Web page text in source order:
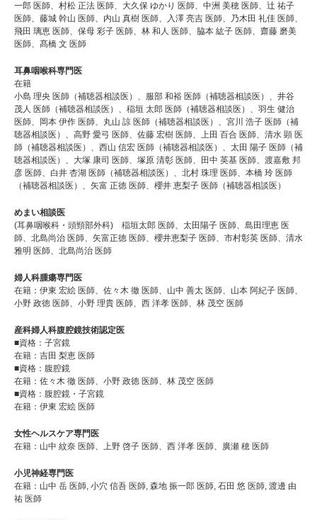
一郎 医師、村松 正法 医師、大久保 ゆかり 医師、中洲 美穂 医師、辻 祐子
医師、藤城 幹山 医師、内山 真樹 医師、入澤 亮吉 医師、乃木田 礼佳 医師、
飛田 璃恵 医師、保母 彩子 医師、林 和人 医師、脇本 紘子 医師、齋藤 磨美
医師、髙橋 文 医師
耳鼻咽喉科専門医
在籍
小島 理央 医師（補聴器相談医）、服部 和裕 医師（補聴器相談医）、井谷
茂人 医師（補聴器相談医）、稲垣 太郎 医師（補聴器相談医）、羽生 健治
医師、岡本 伊作 医師、丸山 諒 医師（補聴器相談医）、宮川 浩子 医師（補
聴器相談医）、高野 愛弓 医師、佐藤 宏樹 医師、上田 百合 医師、清水 顕 医
師（補聴器相談医）、西山 信宏 医師（補聴器相談医）、太田 陽子 医師（補
聴器相談医）、大塚 康司 医師、塚原 清彰 医師、田中 英基 医師、渡嘉敷 邦
彦 医師、白井 杏湖 医師（補聴器相談医）、北村 珠理 医師、本橋 玲 医師
（補聴器相談医）、矢富 正徳 医師、櫻井 恵梨子 医師（補聴器相談医）
めまい相談医
(耳鼻咽喉科・頭頸部外科) 稲垣太郎 医師、太田陽子 医師、島田理恵 医
師、北島尚治 医師、矢富正徳 医師、櫻井恵梨子 医師、市村彰英 医師、清水
雅明 医師、北島尚治 医師
婦人科腫瘍専門医
在籍：伊東 宏絵 医師、佐々木 徹 医師、山中 善太 医師、山本 阿紀子 医師、
小野 政徳 医師、小野 理貴 医師、西 洋孝 医師、林 茂空 医師
産科婦人科腹腔鏡技術認定医
■資格：子宮鏡
在籍：吉田 梨恵 医師
■資格：腹腔鏡
在籍：佐々木 徹 医師、小野 政徳 医師、林 茂空 医師
■資格：腹腔鏡・子宮鏡
在籍：伊東 宏絵 医師
女性ヘルスケア専門医
在籍：山中 紋奈 医師、上野 啓子 医師、西 洋孝 医師、廣瀬 穂 医師
小児神経専門医
在籍：山中 岳 医師, 小穴 信吾 医師, 森地 振一郎 医師, 石田 悠 医師, 渡邊 由
祐 医師